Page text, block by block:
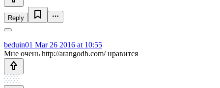
Reply
beduin01 Mar 26 2016 at 10:55
Мне очень http://arangodb.com/ нравится